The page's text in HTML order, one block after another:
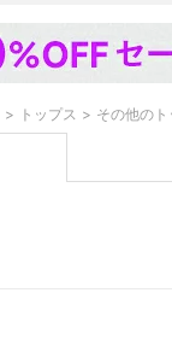
トップス その他のト